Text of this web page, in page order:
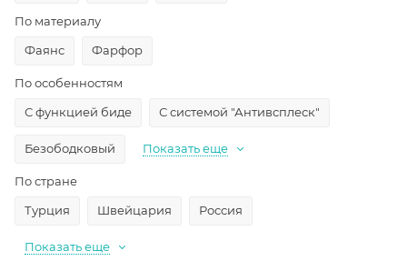
По материалу
Фаянс
Фарфор
По особенностям
С функцией биде
С системой "Антивсплеск"
Безободковый Показать еще
По стране
Турция
Швейцария Россия
Показать еще